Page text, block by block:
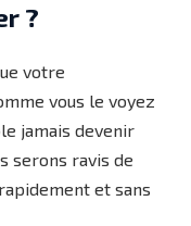
?
votre
vous le voyez
jamais devenir
serons ravis de
et sans